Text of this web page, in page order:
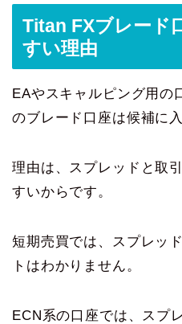
Titan FXブレード
すい理由
EAやスキャルピング用の
のブレード口座は候補に
理由は、スプレッドと取
すいからです。
短期売買では、スプレッ
トはわかりません。
ECN系の口座では、スプ